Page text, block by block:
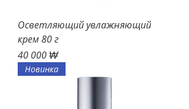
Осветляющий увлажняющий
крем 80 г
Цена
40 000 ₩
Новинка